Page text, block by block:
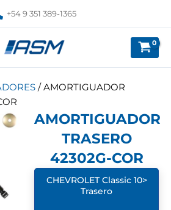
+54 9 351 389-1365
/ AMORTIGUADOR
AMORTIGUADOR
TRASERO
42302G-COR
CHEVROLET Classic 10>
Trasero